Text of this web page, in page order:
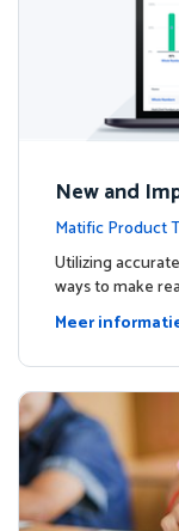
New and
w!
Matific Product
sUtilizing
ways to make
Meer